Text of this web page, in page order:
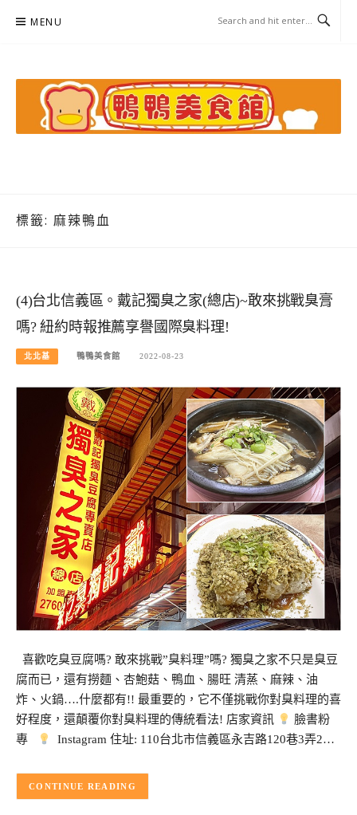
MENU
標籤: 麻辣鴨血
(4)台北信義區。戴記獨臭之家(總店)~敢來挑戰臭膏
嗎? 紐約時報推薦享譽國際臭料理!
北北基 鴨鴨美食館 2022-08-23
喜歡吃臭豆腐嗎? 敢來挑戰”臭料理”嗎? 獨臭之家不只是臭豆
腐而已，還有撈麵、杏鮑菇、鴨血、腸旺 清蒸、麻辣、油
炸、火鍋….什麼都有!! 最重要的，它不僅挑戰你對臭料理的喜
好程度，還顛覆你對臭料理的傳統看法! 店家資訊
臉書粉
專
Instagram 住址: 110台北市信義區永吉路120巷3弄2…
CONTINUE READING